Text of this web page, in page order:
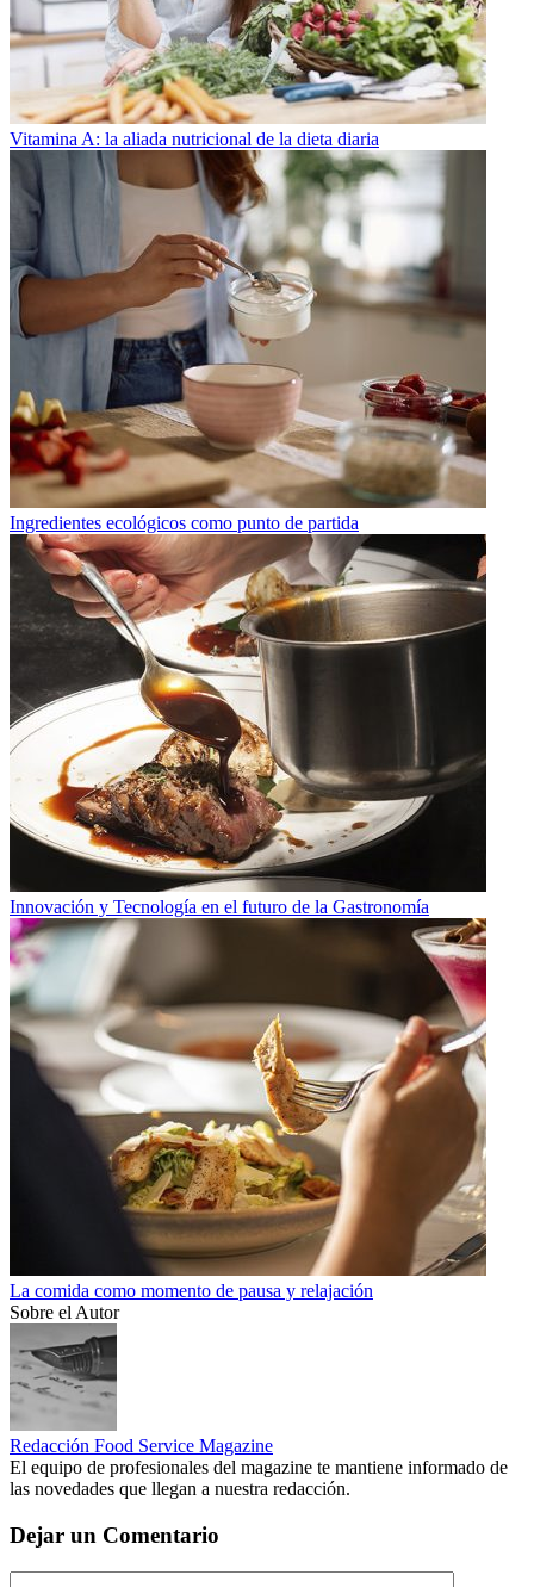
Vitamina A: la aliada nutricional de la dieta diaria
Ingredientes ecológicos como punto de partida
Innovación y Tecnología en el futuro de la Gastronomía
La comida como momento de pausa y relajación
Sobre el Autor
Redacción Food Service Magazine
El equipo de profesionales del magazine te mantiene informado de
las novedades que llegan a nuestra redacción.
Dejar un Comentario